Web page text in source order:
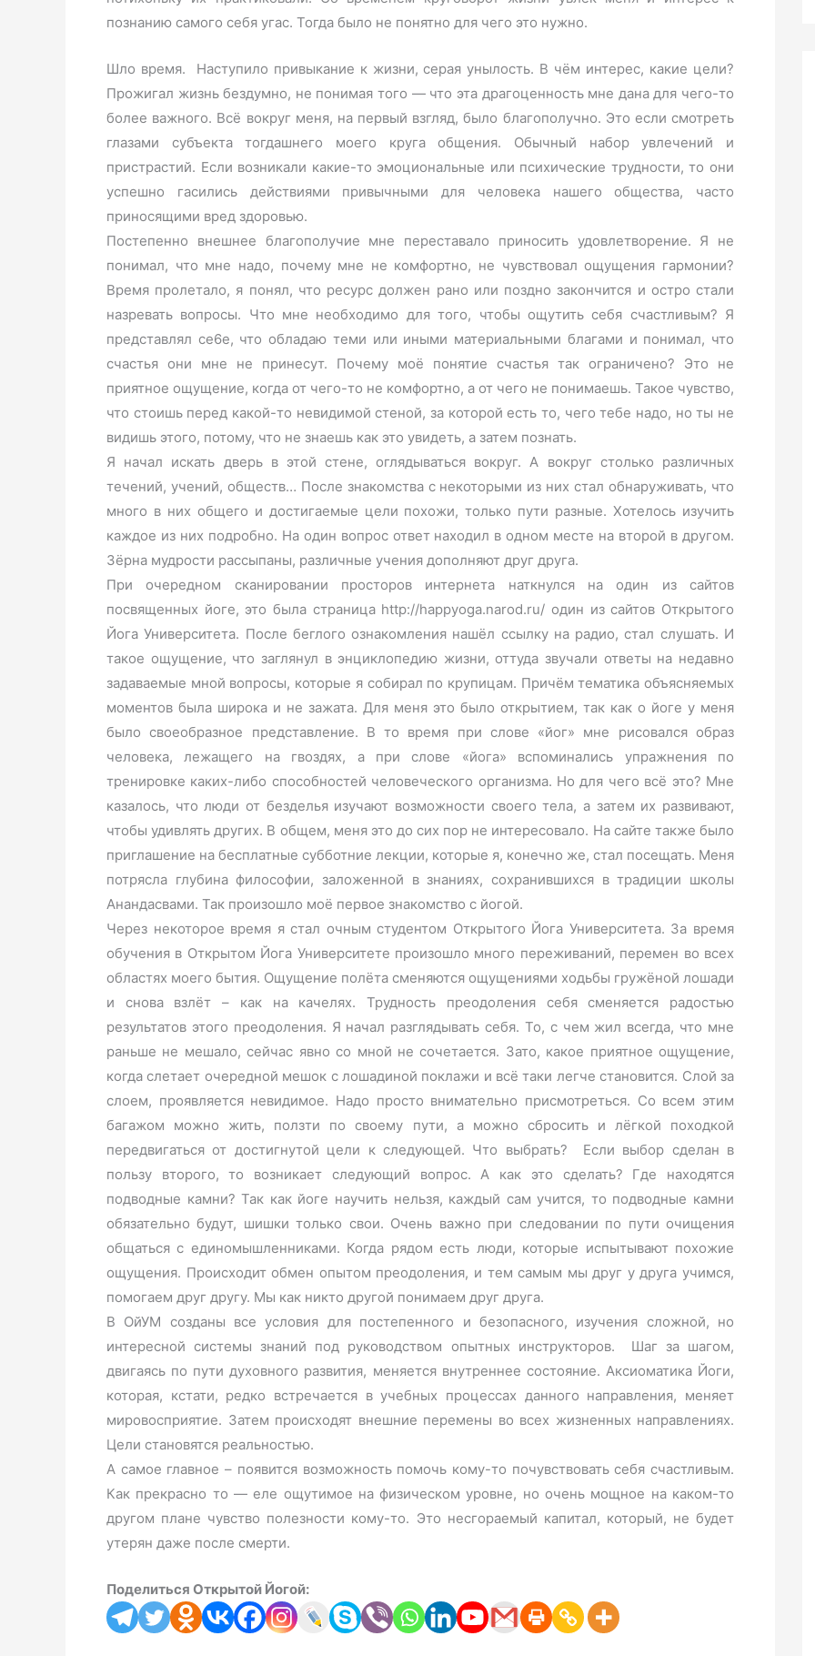
познанию самого себя угас. Тогда было не понятно для чего это нужно.
Шло время. Наступило привыкание к жизни, серая унылость. В чём интерес, какие цели?
Прожигал жизнь бездумно, не понимая того — что эта драгоценность мне дана для чего-то
более важного. Всё вокруг меня, на первый взгляд, было благополучно. Это если смотреть
глазами субъекта тогдашнего моего круга общения. Обычный набор увлечений и
пристрастий. Если возникали какие-то эмоциональные или психические трудности, то они
успешно гасились действиями привычными для человека нашего общества, часто
приносящими вред здоровью.
Постепенно внешнее благополучие мне переставало приносить удовлетворение. Я не
понимал, что мне надо, почему мне не комфортно, не чувствовал ощущения гармонии?
Время пролетало, я понял, что ресурс должен рано или поздно закончится и остро стали
назревать вопросы. Что мне необходимо для того, чтобы ощутить себя счастливым? Я
представлял се6е, что обладаю теми или иными материальными благами и понимал, что
счастья они мне не принесут. Почему моё понятие счастья так ограничено? Это не
приятное ощущение, когда от чего-то не комфортно, а от чего не понимаешь. Такое чувство,
что стоишь перед какой-то невидимой стеной, за которой есть то, чего тебе надо, но ты не
видишь этого, потому, что не знаешь как это увидеть, а затем познать.
Я начал искать дверь в этой стене, оглядываться вокруг. А вокруг столько различных
течений, учений, обществ… После знакомства с некоторыми из них стал обнаруживать, что
много в них общего и достигаемые цели похожи, только пути разные. Хотелось изучить
каждое из них подробно. На один вопрос ответ находил в одном месте на второй в другом.
Зёрна мудрости рассыпаны, различные учения дополняют друг друга.
При очередном сканировании просторов интернета наткнулся на один из сайтов
посвященных йоге, это была страница http://happyoga.narod.ru/ один из сайтов Открытого
Йога Университета. После беглого ознакомления нашёл ссылку на радио, стал слушать. И
такое ощущение, что заглянул в энциклопедию жизни, оттуда звучали ответы на недавно
задаваемые мной вопросы, которые я собирал по крупицам. Причём тематика объясняемых
моментов была широка и не зажата. Для меня это было открытием, так как о йоге у меня
было своеобразное представление. В то время при слове «йог» мне рисовался образ
человека, лежащего на гвоздях, а при слове «йога» вспоминались упражнения по
тренировке каких-либо способностей человеческого организма. Но для чего всё это? Мне
казалось, что люди от безделья изучают возможности своего тела, а затем их развивают,
чтобы удивлять других. В общем, меня это до сих пор не интересовало. На сайте также было
приглашение на бесплатные субботние лекции, которые я, конечно же, стал посещать. Меня
потрясла глубина философии, заложенной в знаниях, сохранившихся в традиции школы
Анандасвами. Так произошло моё первое знакомство с йогой.
Через некоторое время я стал очным студентом Открытого Йога Университета. За время
обучения в Открытом Йога Университете произошло много переживаний, перемен во всех
областях моего бытия. Ощущение полёта сменяются ощущениями ходьбы гружёной лошади
и снова взлёт – как на качелях. Трудность преодоления себя сменяется радостью
результатов этого преодоления. Я начал разглядывать себя. То, с чем жил всегда, что мне
раньше не мешало, сейчас явно со мной не сочетается. Зато, какое приятное ощущение,
когда слетает очередной мешок с лошадиной поклажи и всё таки легче становится. Слой за
слоем, проявляется невидимое. Надо просто внимательно присмотреться. Со всем этим
багажом можно жить, ползти по своему пути, а можно сбросить и лёгкой походкой
передвигаться от достигнутой цели к следующей. Что выбрать? Если выбор сделан в
пользу второго, то возникает следующий вопрос. А как это сделать? Где находятся
подводные камни? Так как йоге научить нельзя, каждый сам учится, то подводные камни
обязательно будут, шишки только свои. Очень важно при следовании по пути очищения
общаться с единомышленниками. Когда рядом есть люди, которые испытывают похожие
ощущения. Происходит обмен опытом преодоления, и тем самым мы друг у друга учимся,
помогаем друг другу. Мы как никто другой понимаем друг друга.
В ОйУМ созданы все условия для постепенного и безопасного, изучения сложной, но
интересной системы знаний под руководством опытных инструкторов. Шаг за шагом,
двигаясь по пути духовного развития, меняется внутреннее состояние. Аксиоматика Йоги,
которая, кстати, редко встречается в учебных процессах данного направления, меняет
мировосприятие. Затем происходят внешние перемены во всех жизненных направлениях.
Цели становятся реальностью.
А самое главное – появится возможность помочь кому-то почувствовать себя счастливым.
Как прекрасно то — еле ощутимое на физическом уровне, но очень мощное на каком-то
другом плане чувство полезности кому-то. Это несгораемый капитал, который, не будет
утерян даже после смерти.
Поделиться Открытой Йогой: